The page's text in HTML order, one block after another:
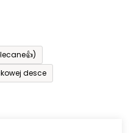
desce